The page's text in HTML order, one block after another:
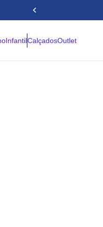
InfantilCalçadosOutlet